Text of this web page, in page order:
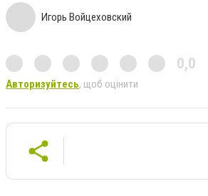
Игорь Войцеховский
0,0
Авторизуйтесь, щоб оцінити